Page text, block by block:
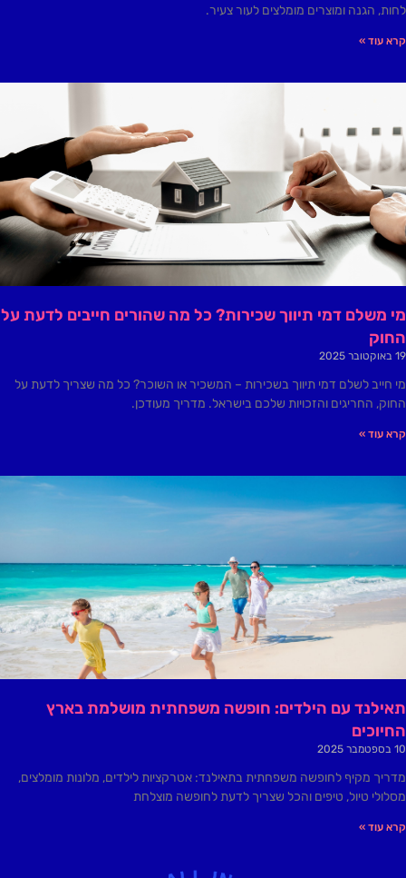
לחות, הגנה ומוצרים מומלצים לעור צעיר.
קרא עוד »
מי משלם דמי תיווך שכירות? כל מה שהורים חייבים לדעת על
החוק
19 באוקטובר 2025
מי חייב לשלם דמי תיווך בשכירות – המשכיר או השוכר? כל מה שצריך לדעת על
החוק, החריגים והזכויות שלכם בישראל. מדריך מעודכן.
קרא עוד »
תאילנד עם הילדים: חופשה משפחתית מושלמת בארץ
החיוכים
10 בספטמבר 2025
מדריך מקיף לחופשה משפחתית בתאילנד: אטרקציות לילדים, מלונות מומלצים,
מסלולי טיול, טיפים והכל שצריך לדעת לחופשה מוצלחת
קרא עוד »